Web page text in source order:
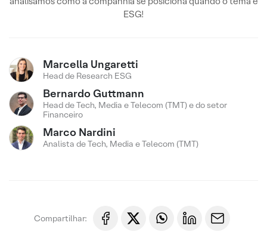
ESG!
Marcella Ungaretti
Head de Research ESG
Bernardo Guttmann
Head de Tech, Media e Telecom (TMT) e do setor
Financeiro
Marco Nardini
Analista de Tech, Media e Telecom (TMT)
Compartilhar: